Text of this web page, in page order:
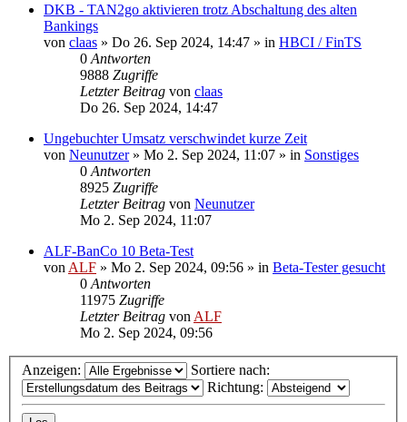
DKB - TAN2go aktivieren trotz Abschaltung des alten
Bankings
von claas » Do 26. Sep 2024, 14:47 » in HBCI / FinTS
0 Antworten
9888 Zugriffe
Letzter Beitrag von claas
Do 26. Sep 2024, 14:47
Ungebuchter Umsatz verschwindet kurze Zeit
von Neunutzer» Mo 2. Sep 2024, 11:07 » in Sonstiges
0 Antworten
8925 Zugriffe
Letzter Beitrag von Neunutzer
Mo 2. Sep 2024, 11:07
ALF-BanCo 10 Beta-Test
von ALF » Mo 2. Sep 2024, 09:56 » in Beta-Tester gesucht
0 Antworten
11975 Zugriffe
Letzter Beitrag von ALF
Mo 2. Sep 2024, 09:56
Anzeigen:
Sortiere nach:
Richtung: